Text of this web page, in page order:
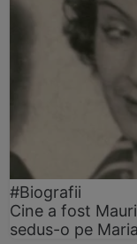
#Biografii
Cine a fost
sedus-o pe